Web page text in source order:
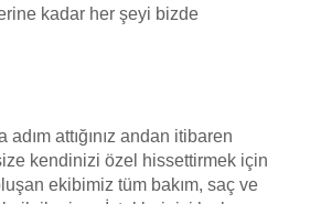
kadar her şeyi bizde
attığınız andan itibaren
kendinizi özel hissettirmek için
ekibimiz tüm bakım, saç ve